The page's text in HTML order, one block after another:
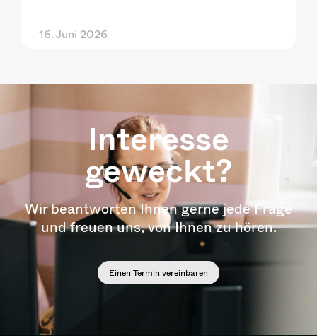
16. Juni 2026
Interesse
geweckt?
Wir beantworten Ihnen gerne jede Frage
und freuen uns, von Ihnen zu hören.
Einen Termin vereinbaren